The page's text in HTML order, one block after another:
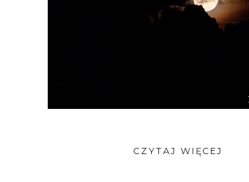
CZYTAJ WIĘCEJ